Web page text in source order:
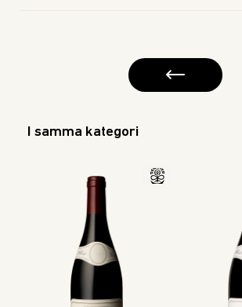
I samma kategori